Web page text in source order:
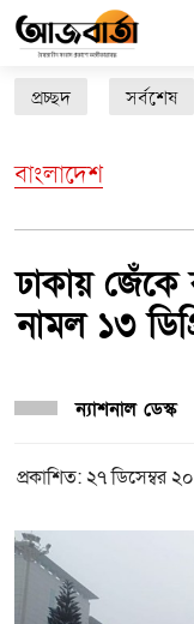
প্রচ্ছদ সর্বশেষ
বাংলাদেশ
ঢাকায় জেঁকে
নামল ১৩
ন্যাশনাল ডেস্ক
প্রকাশিত: ২৭ ডিসেম্বর